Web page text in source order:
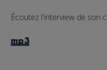
Écoutez l'interview de son
mp3